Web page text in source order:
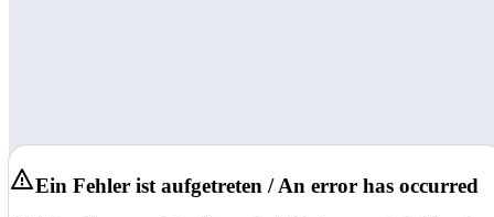
Ein Fehler ist aufgetreten / An error has occurred